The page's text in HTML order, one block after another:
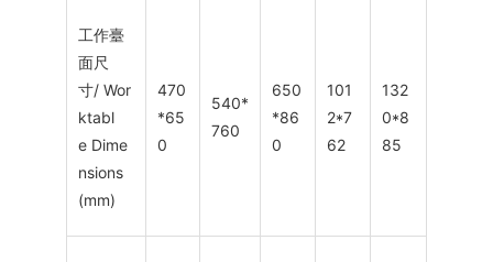
工作臺
面尺
寸/ Wor
ktabl
e Dime
nsions
(mm)
470
*65
0
540*
760
650
*86
0
101
2*7
62
132
0*8
85